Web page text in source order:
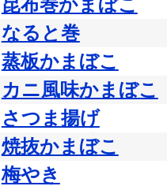
昆布巻かまぼこ
なると巻
蒸板かまぼこ
カニ風味かまぼこ
さつま揚げ
焼抜かまぼこ
梅やき